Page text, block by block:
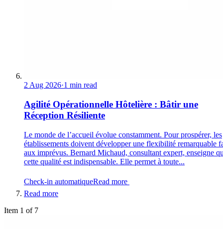
2 Aug 2026·1 min read
Agilité Opérationnelle Hôtelière : Bâtir une
Réception Résiliente
Le monde de l’accueil évolue constamment. Pour prospérer, les
établissements doivent développer une flexibilité remarquable
aux imprévus. Bernard Michaud, consultant expert, enseigne
cette qualité est indispensable. Elle permet à toute...
Check-in automatiqueRead more
Read more
Item 1 of 7